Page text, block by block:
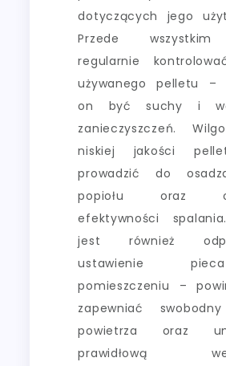
dotyczących jego
Przede
regularnie
używanego pelletu –
on być suchy i
zanieczyszczeń.
niskiej jakości
prowadzić do
popiołu oraz
efektywności
jest również
ustawienie
pomieszczeniu –
zapewniać
powietrza oraz
prawidłową